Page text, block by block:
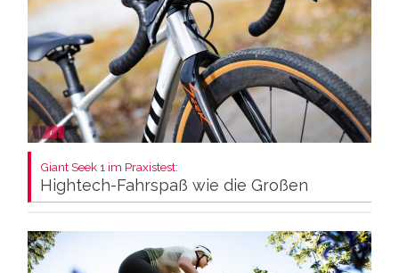
Giant Seek 1 im Praxistest:
Hightech-Fahrspaß wie die Großen